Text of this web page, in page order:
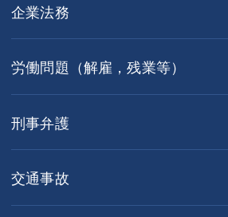
企業法務
労働問題（解雇，残業等）
刑事弁護
交通事故